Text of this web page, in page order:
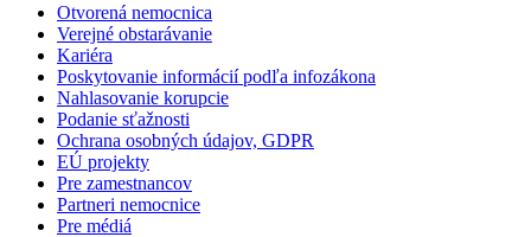
Otvorená nemocnica
Verejné obstarávanie
Kariéra
Poskytovanie informácií podľa infozákona
Nahlasovanie korupcie
Podanie sťažnosti
Ochrana osobných údajov, GDPR
EÚ projekty
Pre zamestnancov
Partneri nemocnice
Pre médiá